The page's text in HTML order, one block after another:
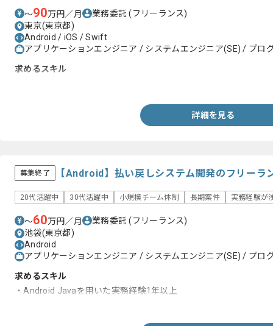
〜90万円／月 業務委託(フリーランス)
東京(東京都)
Android / iOS / Swift
アプリケーションエンジニア / システムエンジニア(SE) / プロ
求めるスキル
詳細を見る
募集終了 【Android】払い戻しシステム開発のフリーラ
20代活躍中 30代活躍中 小規模チーム体制 長期案件 実務経験が
〜60万円／月 業務委託(フリーランス)
池袋(東京都)
Android
アプリケーションエンジニア / システムエンジニア(SE) / プロ
求めるスキル
・Android Javaを用いた実務経験1年以上